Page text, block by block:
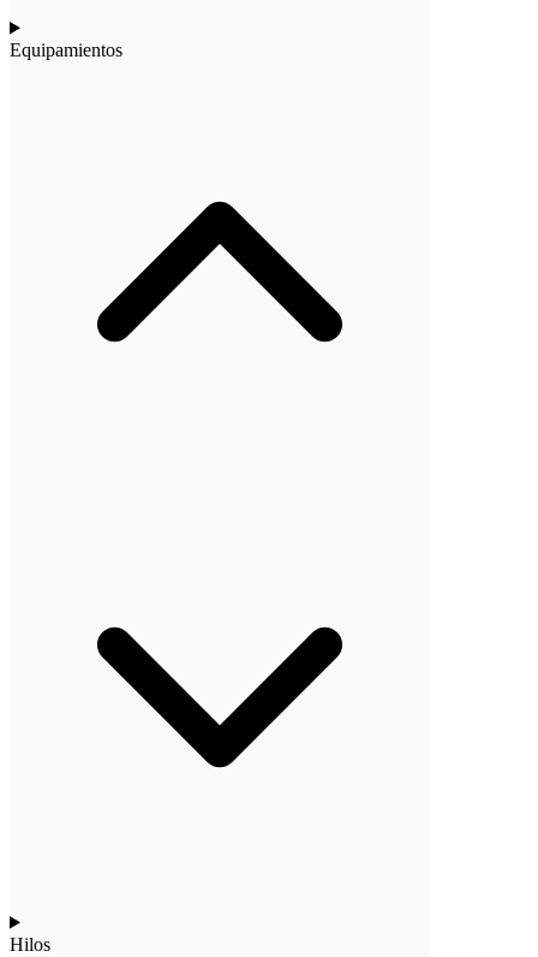
Equipamientos
Hilos